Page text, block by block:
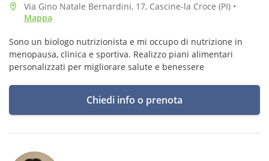
Via Gino Natale Bernardini, 17, Cascine-la Croce (PI) •
Mappa
Sono un biologo nutrizionista e mi occupo di nutrizione in
menopausa, clinica e sportiva. Realizzo piani alimentari
personalizzati per migliorare salute e benessere
Chiedi info o prenota